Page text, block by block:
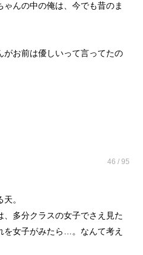
んの中の俺は、今でも昔のま
がお前は優しいって言ってたの
46 / 95
。
多分クラスの女子でさえ見た
を女子がみたら…。なんて考え